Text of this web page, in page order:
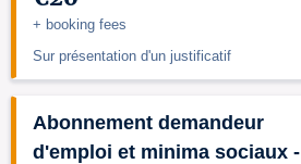
+ booking fees
Sur présentation d'un justificatif
Abonnement demandeur
d'emploi et minima sociaux -